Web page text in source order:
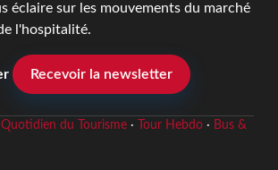
éclaire sur les mouvements du marché
l'hospitalité.
Recevoir la newsletter
Quotidien du Tourisme· Tour Hebdo· Bus &